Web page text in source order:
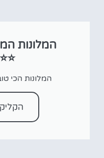
המלונות
המלונות הכי